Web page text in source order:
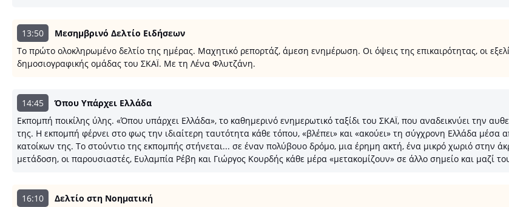
13:50
Μεσημβρινό Δελτίο Ειδήσεων
Το πρώτο ολοκληρωμένο δελτίο της ημέρας. Μαχητικό ρεπορτάζ, άμεση ενημέρωση. Οι όψεις της επικαιρότητας, οι
δημοσιογραφικής ομάδας του ΣΚΑΪ. Με τη Λένα Φλυτζάνη.
14:45
Όπου Υπάρχει Ελλάδα
Εκπομπή ποικίλης ύλης. «Όπου υπάρχει Ελλάδα», το καθημερινό ενημερωτικό ταξίδι του ΣΚΑΪ, που αναδεικνύει την
της. Η εκπομπή φέρνει στο φως την ιδιαίτερη ταυτότητα κάθε τόπου, «βλέπει» και «ακούει» τη σύγχρονη Ελλάδα μέσα
κατοίκων της. Το στούντιο της εκπομπής στήνεται... σε έναν πολύβουο δρόμο, μια έρημη ακτή, ένα μικρό χωριό στην
μετάδοση, οι παρουσιαστές, Ευλαμπία Ρέβη και Γιώργος Κουρδής κάθε μέρα «μετακομίζουν» σε άλλο σημείο και μαζί
16:10
Δελτίο στη Νοηματική